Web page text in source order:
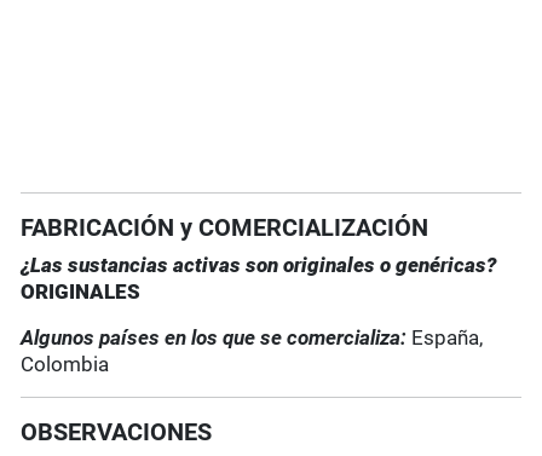
FABRICACIÓN y COMERCIALIZACIÓN
¿Las sustancias activas son originales o genéricas?
ORIGINALES
Algunos países en los que se comercializa: España,
Colombia
OBSERVACIONES